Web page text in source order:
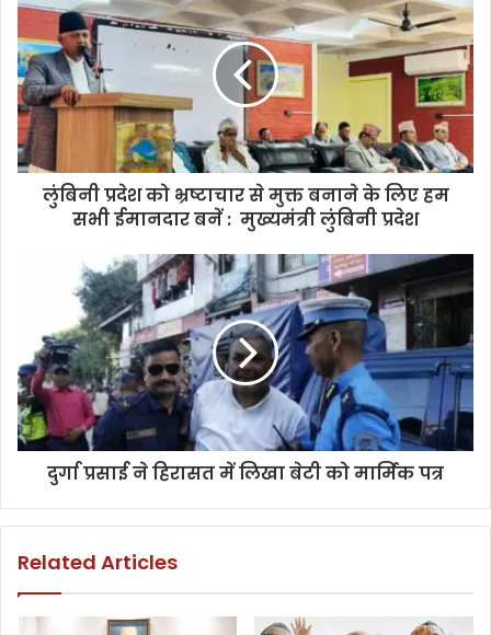
लुंबिनी प्रदेश को भ्रष्टाचार से मुक्त बनाने के लिए हम
सभी ईमानदार बनें : मुख्यमंत्री लुंबिनी प्रदेश
दुर्गा प्रसाई ने हिरासत में लिखा बेटी को मार्मिक पत्र
Related Articles